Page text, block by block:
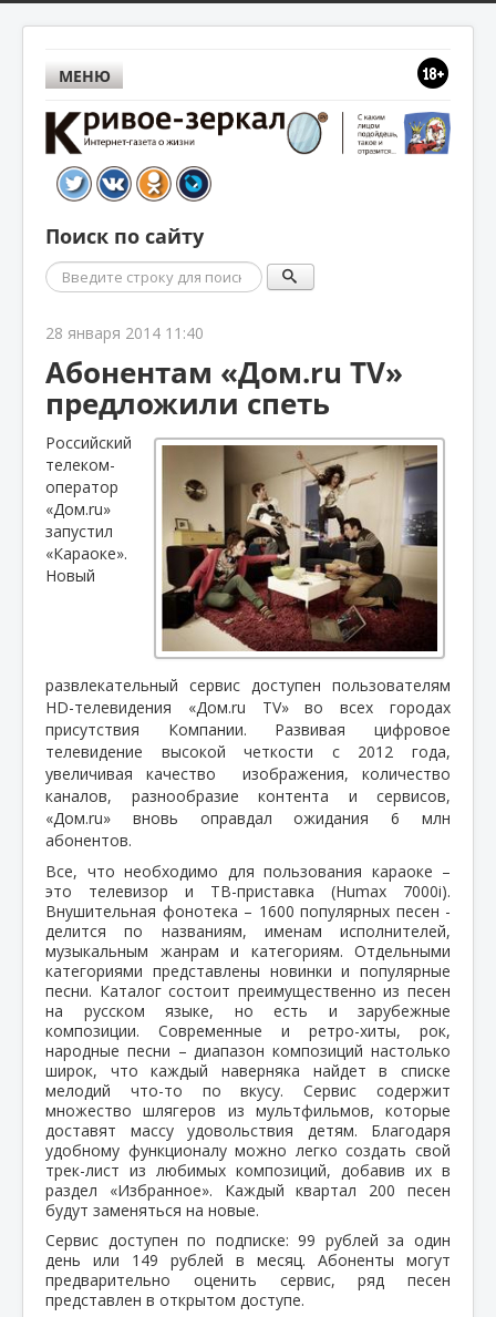
МЕНЮ
Поиск по сайту
Поиск
28 января 2014 11:40
Абонентам «Дом.ru TV»
предложили спеть
Российский
телеком-
оператор
«Дом.ru»
запустил
«Караоке».
Новый
развлекательный сервис доступен пользователям
HD-телевидения «Дом.ru TV» во всех городах
присутствия Компании. Развивая цифровое
телевидение высокой четкости с 2012 года,
увеличивая качество
изображения, количество
каналов, разнообразие контента и сервисов,
«Дом.ru» вновь оправдал ожидания 6 млн
абонентов.
Все, что необходимо для пользования караоке –
это телевизор и ТВ-приставка (Humax 7000i).
Внушительная фонотека – 1600 популярных песен -
делится по названиям, именам исполнителей,
музыкальным жанрам и категориям. Отдельными
категориями представлены новинки и популярные
песни. Каталог состоит преимущественно из песен
на русском языке, но есть и зарубежные
композиции. Современные и ретро-хиты, рок,
народные песни – диапазон композиций настолько
широк, что каждый наверняка найдет в списке
мелодий что-то по вкусу. Сервис содержит
множество шлягеров из мультфильмов, которые
доставят массу удовольствия детям. Благодаря
удобному функционалу можно легко создать свой
трек-лист из любимых композиций, добавив их в
раздел «Избранное». Каждый квартал 200 песен
будут заменяться на новые.
Сервис доступен по подписке: 99 рублей за один
день или 149 рублей в месяц. Абоненты могут
предварительно оценить сервис, ряд песен
представлен в открытом доступе.